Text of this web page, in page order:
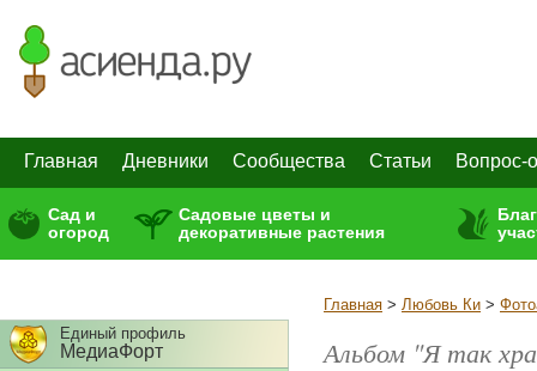
Главная Дневники Сообщества Статьи Вопрос-
Сад и
огород
Садовые цветы и
декоративные растения
Главная > Любовь Ки >
Альбом "Я так
Единый профиль
МедиаФорт